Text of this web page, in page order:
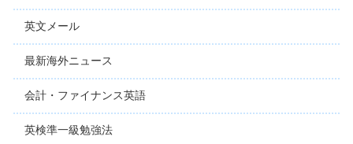
英文メール
最新海外ニュース
会計・ファイナンス英語
英検準一級勉強法